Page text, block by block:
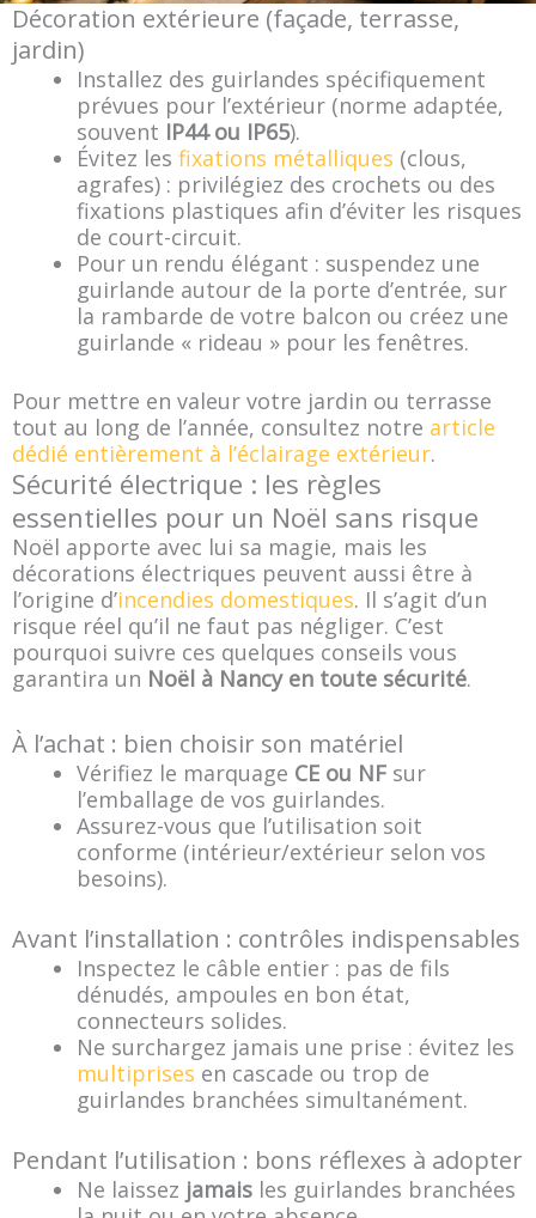
Décoration extérieure (façade, terrasse,
jardin)
Installez des guirlandes spécifiquement
prévues pour l’extérieur (norme adaptée,
souvent IP44 ou IP65).
Évitez les fixations métalliques (clous,
agrafes) : privilégiez des crochets ou des
fixations plastiques afin d’éviter les risques
de court-circuit.
Pour un rendu élégant : suspendez une
guirlande autour de la porte d’entrée, sur
la rambarde de votre balcon ou créez une
guirlande « rideau » pour les fenêtres.
Pour mettre en valeur votre jardin ou terrasse
tout au long de l’année, consultez notre article
dédié entièrement à l’éclairage extérieur.
Sécurité électrique : les règles
essentielles pour un Noël sans risque
Noël apporte avec lui sa magie, mais les
décorations électriques peuvent aussi être à
l’origine d’incendies domestiques. Il s’agit d’un
risque réel qu’il ne faut pas négliger. C’est
pourquoi suivre ces quelques conseils vous
garantira un Noël à Nancy en toute sécurité.
À l’achat : bien choisir son matériel
Vérifiez le marquage CE ou NF sur
l’emballage de vos guirlandes.
Assurez-vous que l’utilisation soit
conforme (intérieur/extérieur selon vos
besoins).
Avant l’installation : contrôles indispensables
Inspectez le câble entier : pas de fils
dénudés, ampoules en bon état,
connecteurs solides.
Ne surchargez jamais une prise : évitez les
multiprises en cascade ou trop de
guirlandes branchées simultanément.
Pendant l’utilisation : bons réflexes à adopter
Ne laissez jamais les guirlandes branchées